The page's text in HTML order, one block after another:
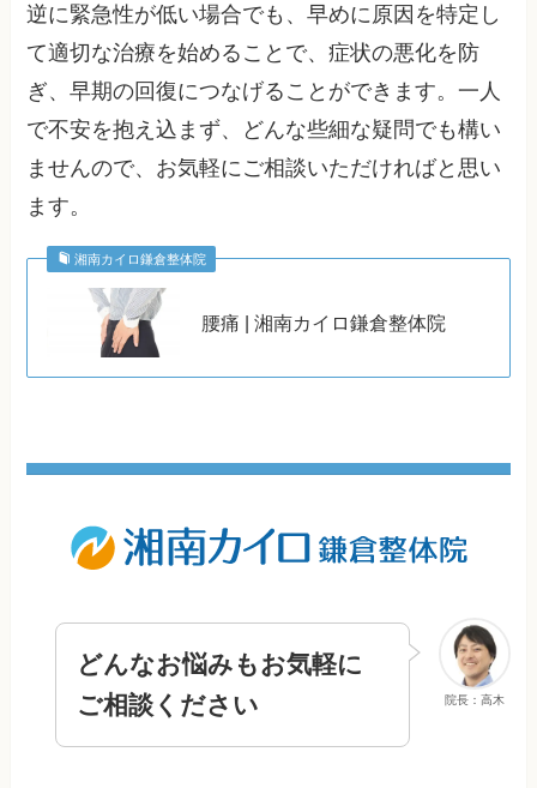
逆に緊急性が低い場合でも、早めに原因を特定し
て適切な治療を始めることで、症状の悪化を防
ぎ、早期の回復につなげることができます。一人
で不安を抱え込まず、どんな些細な疑問でも構い
ませんので、お気軽にご相談いただければと思い
ます。
湘南カイロ鎌倉整体院
腰痛 | 湘南カイロ鎌倉整体院
院長：高木
どんなお悩みもお気軽に
ご相談ください